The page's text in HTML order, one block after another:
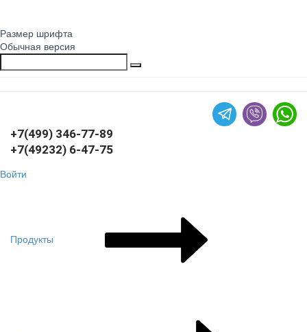
Размер шрифта
Обычная версия
+7(499) 346-77-89
+7(49232) 6-47-75
Войти
Продукты